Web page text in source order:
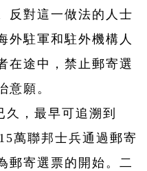
反對這一做法的人士
外駐軍和駐外機構人
在途中，禁止郵寄選
意願。
，最早可追溯到
萬聯邦士兵通過郵寄
郵寄選票的開始。二